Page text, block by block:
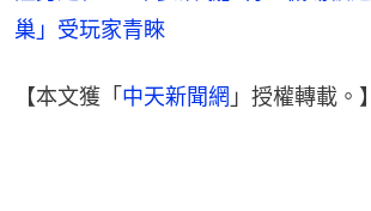
巢」受玩家青睞
【本文獲「 中天新聞網 」授權轉載。】